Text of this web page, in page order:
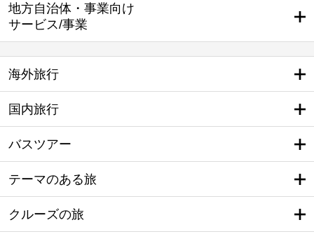
地方自治体・事業向け
サービス/事業
海外旅行
国内旅行
バスツアー
テーマのある旅
クルーズの旅